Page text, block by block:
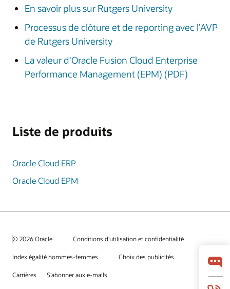
En savoir plus sur Rutgers University
Processus de clôture et de reporting avec l’AVP
de Rutgers University
La valeur d'Oracle Fusion Cloud Enterprise
Performance Management (EPM) (PDF)
Liste de produits
Oracle Cloud ERP
Oracle Cloud EPM
© 2026 Oracle Conditions d'utilisation et confidentialité
Index égalité hommes-femmes Choix des publicités
Carrières S'abonner aux e-mails